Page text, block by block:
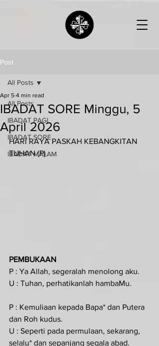
Post
All Posts
IBADAT PAGI
IBADAT SORE
IBADAT MALAM
All Posts
IBADAT SORE Minggu, 5
April 2026
Apr 5 4 min read
HARI RAYA PASKAH KEBANGKITAN
TUHAN (P)
PEMBUKAAN
P : Ya Allah, segeralah menolong aku.
U : Tuhan, perhatikanlah hambaMu.
P : Kemuliaan kepada Bapa* dan Putera
dan Roh kudus.
U : Seperti pada permulaan, sekarang,
selalu* dan sepanjang segala abad.